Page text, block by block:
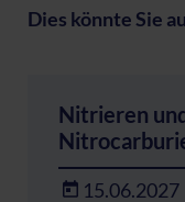
Dies könnte Sie
Nitrieren und
15.06.2027